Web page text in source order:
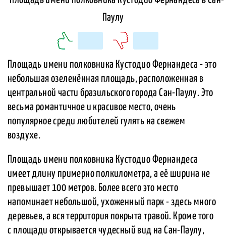
Площадь имени полковника Кустодио Фернандеса - это
небольшая озеленённая площадь, расположенная в
центральной части бразильского города Сан-Паулу. Это
весьма романтичное и красивое место, очень
популярное среди любителей гулять на свежем
воздухе.
Площадь имени полковника Кустодио Фернандеса
имеет длину примерно полкилометра, а её ширина не
превышает 100 метров. Более всего это место
напоминает небольшой, ухоженный парк - здесь много
деревьев, а вся территория покрыта травой. Кроме того
с площади открывается чудесный вид на Сан-Паулу,